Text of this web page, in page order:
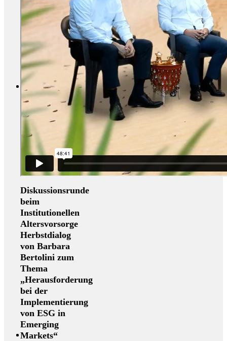
Diskussionsrunde
beim
Institutionellen
Altersvorsorge
Herbstdialog
von Barbara
Bertolini zum
Thema
„Herausforderung
bei der
Implementierung
von ESG in
Emerging
Markets“